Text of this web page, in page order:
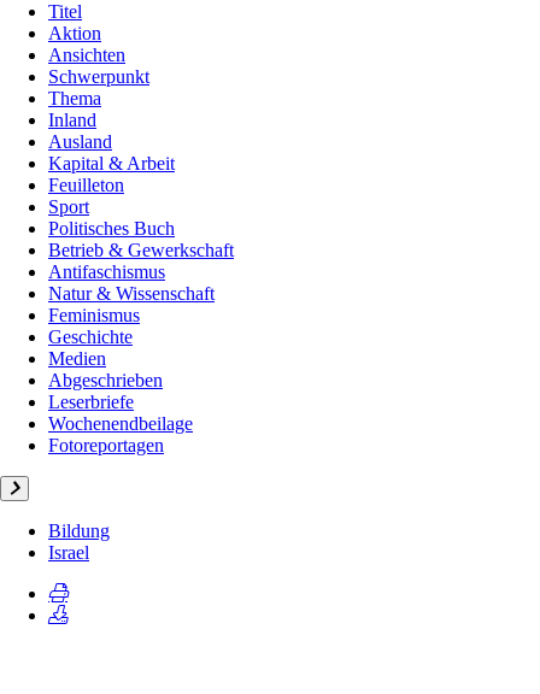
Titel
Aktion
Ansichten
Schwerpunkt
Thema
Inland
Ausland
Kapital & Arbeit
Feuilleton
Sport
Politisches Buch
Betrieb & Gewerkschaft
Antifaschismus
Natur & Wissenschaft
Feminismus
Geschichte
Medien
Abgeschrieben
Leserbriefe
Wochenendbeilage
Fotoreportagen
Bildung
Israel